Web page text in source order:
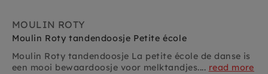
MOULIN ROTY
Moulin Roty tandendoosje Petite école
Moulin Roty tandendoosje La petite école de danse is
een mooi bewaardoosje voor melktandjes.... read more